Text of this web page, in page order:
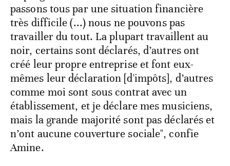
passons tous par une situation financière
très difficile (...) nous ne pouvons pas
travailler du tout. La plupart travaillent au
noir, certains sont déclarés, d’autres ont
créé leur propre entreprise et font eux-
mêmes leur déclaration [d'impôts], d’autres
comme moi sont sous contrat avec un
établissement, et je déclare mes musiciens,
mais la grande majorité sont pas déclarés et
n’ont aucune couverture sociale", confie
Amine.